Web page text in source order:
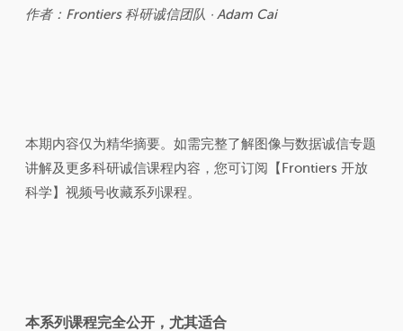
作者：Frontiers 科研诚信团队 · Adam Cai
本期内容仅为精华摘要。如需完整了解图像与数据诚信专题
讲解及更多科研诚信课程内容，您可订阅【Frontiers 开放
科学】视频号收藏系列课程。
本系列课程完全公开， 尤其适合